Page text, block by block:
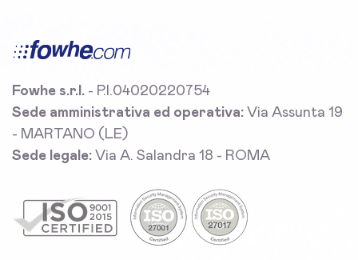
Fowhe s.r.l. - P.I.04020220754
Sede amministrativa ed operativa: Via Assunta 19
- MARTANO (LE)
Sede legale: Via A. Salandra 18 - ROMA